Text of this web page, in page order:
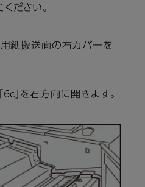
ださい。
用紙搬送面の右カバーを
」を右方向に開きます。